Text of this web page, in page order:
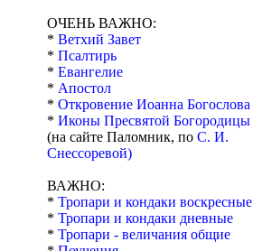
ОЧЕНЬ ВАЖНО:
* Ветхий Завет
* Псалтирь
* Евангелие
* Апостол
* Откровение Иоанна Богослова
* Иконы Пресвятой Богородицы
(на сайте Паломник, по С. И.
Снессоревой)
ВАЖНО:
* Тропари и кондаки воскресные
* Тропари и кондаки дневные
* Тропари - величания общие